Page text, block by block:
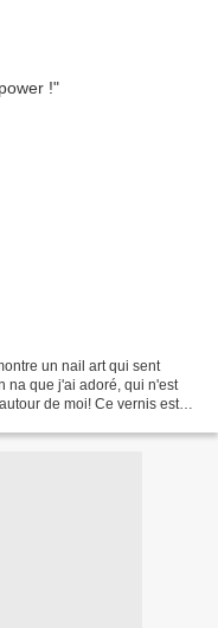
un nail art qui sent
na que j'ai adoré, qui n'est
de moi! Ce vernis est